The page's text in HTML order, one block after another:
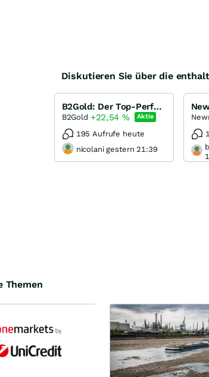
Diskutieren Sie über die
B2Gold: Der Top-Performer im Goldsektor, WKN A0M889
B2Gold +22,54 % Aktie
195 Aufrufe heute
nicolani gestern 21:39
Themen